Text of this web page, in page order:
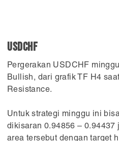
USDCHF
Pergerakan USDCHF
Bullish, dari grafik TF H4
Resistance.
Untuk strategi minggu ini
dikisaran 0.94856 – 0.94437
area tersebut dengan target